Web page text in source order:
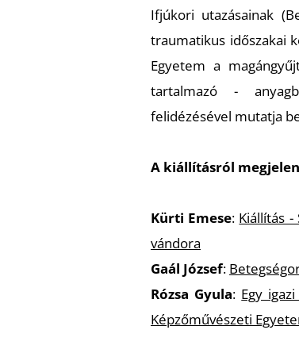
Ifjúkori utazásainak
traumatikus időszakai
Egyetem a
tartalmazó -
felidézésével mutatja
A kiállításról
Kürti Emese: Kiállítás
vándora
Gaál József:
Rózsa Gyula: Egy
Képzőművészeti